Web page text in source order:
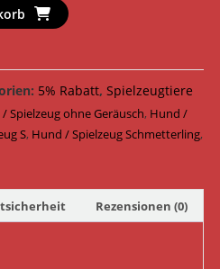
5% Rabatt, Spielzeugtiere
Spielzeug ohne Geräusch, Hund /
S, Hund / Spielzeug Schmetterling,
Rezensionen (0)